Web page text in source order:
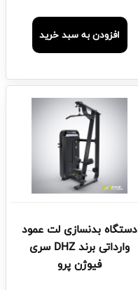
افزودن به سبد خرید
دستگاه بدنسازی لت عمود
وارداتی برند DHZ سری
فیوژن پرو